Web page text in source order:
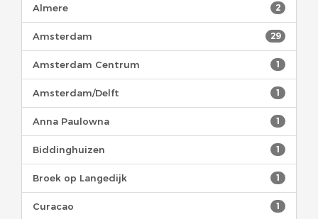
2
Almere
29
Amsterdam
1
Amsterdam Centrum
1
Amsterdam/Delft
1
Anna Paulowna
1
Biddinghuizen
1
Broek op Langedijk
1
Curacao